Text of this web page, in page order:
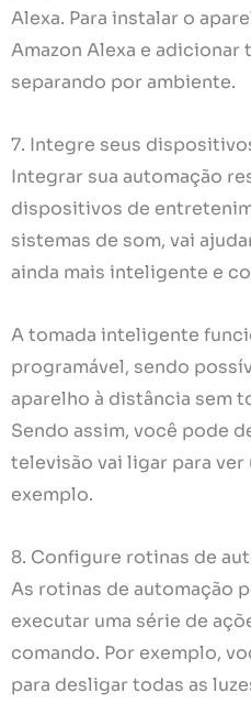
Alexa. Para instalar o
Amazon Alexa e
separando por ambiente.
7. Integre seus
Integrar sua automação
dispositivos de
sistemas de som, vai
ainda mais inteligente e
A tomada inteligente
programável, sendo
aparelho à distância sem
Sendo assim, você pode
televisão vai ligar para
exemplo.
8. Configure rotinas de
As rotinas de automação
executar uma série de
comando. Por exemplo,
para desligar todas as